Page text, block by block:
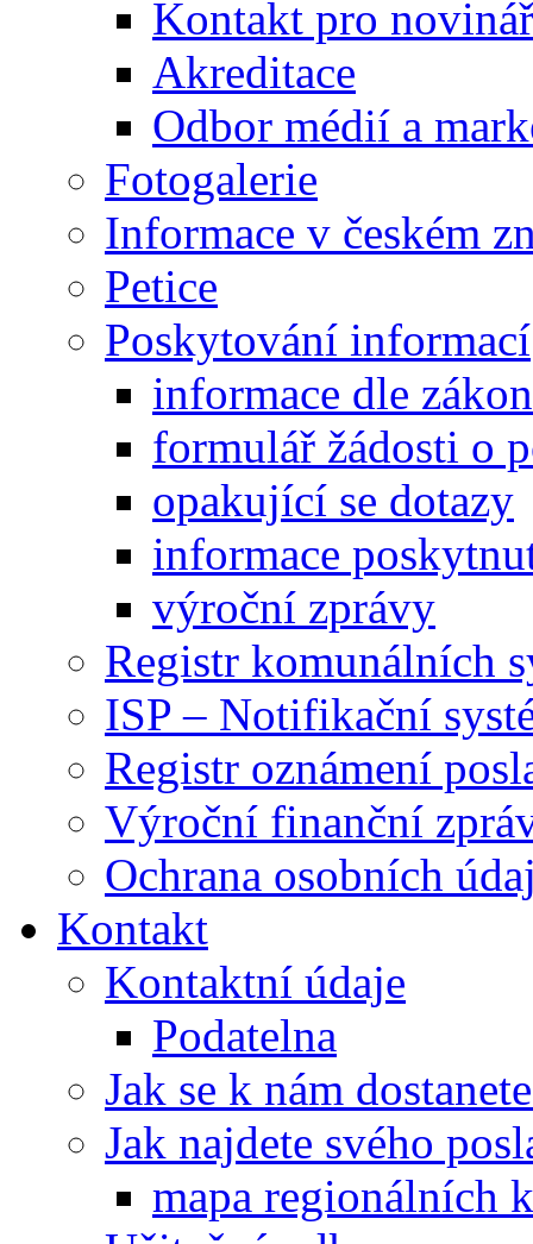
Kontakt pro
Akreditace
Odbor médií a
Fotogalerie
Informace v českém
Petice
Poskytování informací
informace dle
formulář žádosti o
opakující se dotazy
informace
výroční zprávy
Registr komunálních
ISP – Notifikační
Registr oznámení
Výroční finanční
Ochrana osobních
Kontakt
Kontaktní údaje
Podatelna
Jak se k nám
Jak najdete svého
mapa regionálních